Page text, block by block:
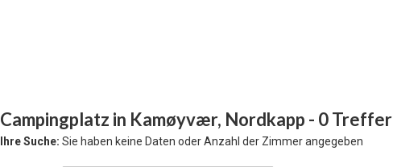
Campingplatz in Kamøyvær, Nordkapp - 0 Treffer
Ihre Suche: Sie haben keine Daten oder Anzahl der Zimmer angegeben